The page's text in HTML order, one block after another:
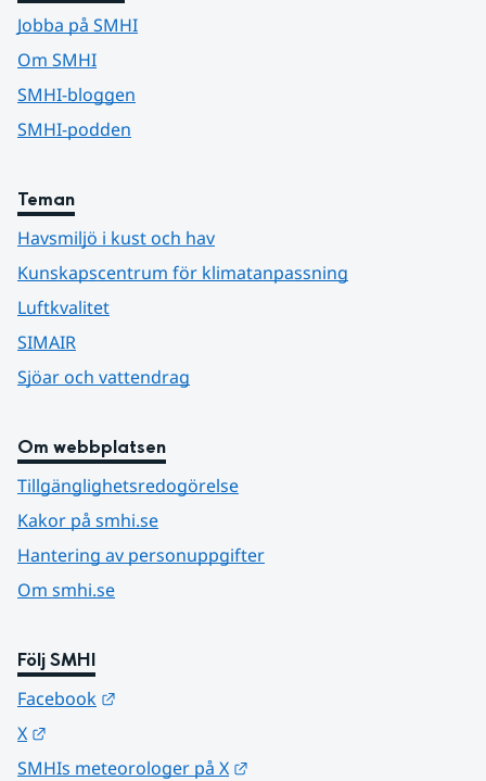
Jobba på SMHI
Om SMHI
SMHI-bloggen
SMHI-podden
Teman
Havsmiljö i kust och hav
Kunskapscentrum för klimatanpassning
Luftkvalitet
SIMAIR
Sjöar och vattendrag
Om webbplatsen
Tillgänglighetsredogörelse
Kakor på smhi.se
Hantering av personuppgifter
Om smhi.se
Följ SMHI
Facebook
X
SMHIs meteorologer på X